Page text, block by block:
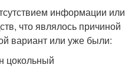
информации или
что являлось причиной
вариант или уже были:
цокольный